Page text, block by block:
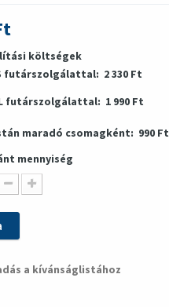
költségek
futárszolgálattal: 2 330 Ft
futárszolgálattal: 1 990 Ft
maradó csomagként: 990 Ft
mennyiség
a kívánságlistához